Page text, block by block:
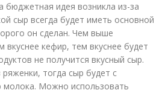
бюджетная идея возникла из-за
сыр всегда будет иметь основной
он сделан. Чем выше
вкуснее кефир, тем вкуснее будет
не получится вкусный сыр.
тогда сыр будет с
молока. Можно использовать